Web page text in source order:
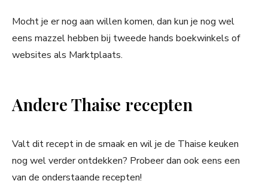
Mocht je er nog aan willen komen, dan kun je nog wel
eens mazzel hebben bij tweede hands boekwinkels of
websites als Marktplaats.
Andere Thaise recepten
Valt dit recept in de smaak en wil je de Thaise keuken
nog wel verder ontdekken? Probeer dan ook eens een
van de onderstaande recepten!